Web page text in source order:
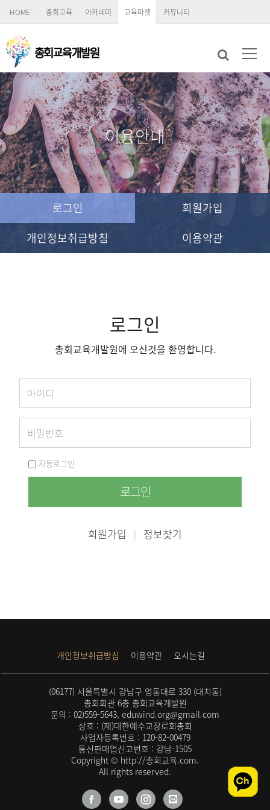
HOME 총회교육 아카데미 교육마켓 커뮤니티
이용안내
로그인
회원가입
개인정보취급방침
이용약관
로그인
총회교육개발원에 오신것을 환영합니다.
자동로그인
로그인
회원가입 | 정보찾기
개인정보취급방침 이용약관 오시는길
(06177) 서울특별시 강남구 영동대로 330 (대치동)
총회회관 6층 총회교육개발원
문의 : 02)559-5643, eduwind.org@gmail.com
상호 : (재)대한예수교장로회총회
사업자등록번호 : 120-82-00479
통신판매업신고번호 : 강남-1505
Copyright © http://총회교육.com.
All rights reserved.